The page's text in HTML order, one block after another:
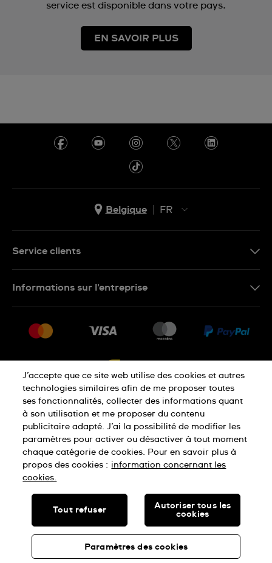
service est disponible dans votre pays.
EN SAVOIR PLUS
Belgique
FR
Service clients
Retour
Conditions De Vente
Droit de rétractation
Informations sur l'entreprise
Jobs
Déclaration De Confidentialité
Cookies Conditions D'Utilisation
SWISS MADE
© SWATCH LTD, 2026 TOUS DROITS RÉSERVÉS : MONTRES
J’accepte que ce site web utilise des cookies et autres
technologies similaires afin de me proposer toutes
ses fonctionnalités, collecter des informations quant
à son utilisation et me proposer du contenu
publicitaire adapté. J’ai la possibilité de modifier les
paramètres pour activer ou désactiver à tout moment
chaque catégorie de cookies. Pour en savoir plus à
propos des cookies : information concernant les
cookies.
Paramètres des cookies
Tout refuser
Autoriser tous les
cookies